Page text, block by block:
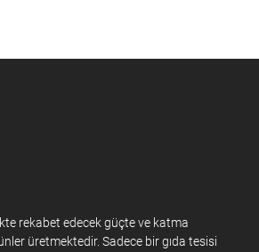
rekabet edecek güçte ve katma
üretmektedir. Sadece bir gıda tesisi